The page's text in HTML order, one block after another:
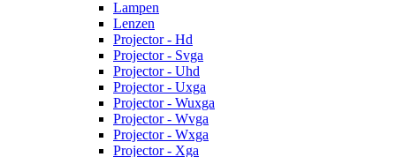
Lampen
Lenzen
Projector - Hd
Projector - Svga
Projector - Uhd
Projector - Uxga
Projector - Wuxga
Projector - Wvga
Projector - Wxga
Projector - Xga